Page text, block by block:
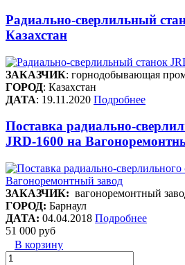
Радиально-сверлильный
Казахстан
ЗАКАЗЧИК: горнодобывающая
ГОРОД: Казахстан
ДАТА: 19.11.2020 Подробнее
Поставка радиально-
JRD-1600 на
ЗАКАЗЧИК: вагоноремонтный
ГОРОД: Барнаул
ДАТА: 04.04.2018 Подробнее
51 000 руб
В корзину